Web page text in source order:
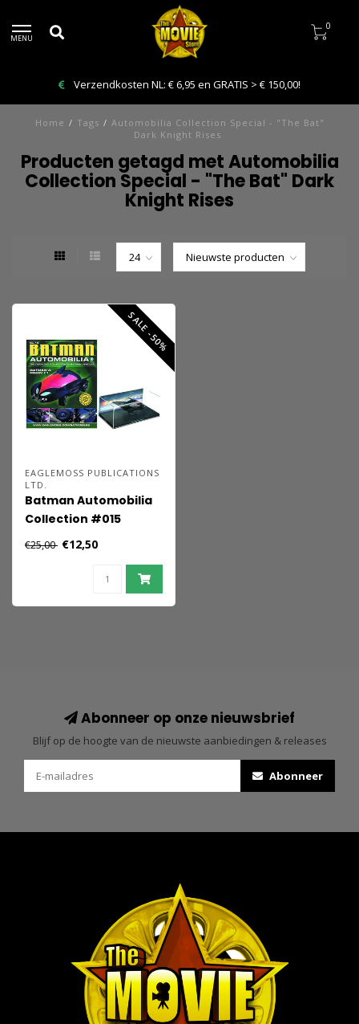
MENU
0
Verzendkosten NL: € 6,95 en GRATIS > € 150,00!
Home / Tags / Automobilia Collection Special - "The Bat"
Dark Knight Rises
Producten getagd met Automobilia
Collection Special - "The Bat" Dark
Knight Rises
SALE -50%
EAGLEMOSS PUBLICATIONS
LTD.
Batman Automobilia
Collection #015
€25,00 €12,50
Abonneer op onze nieuwsbrief
Blijf op de hoogte van de nieuwste aanbiedingen & releases
Abonneer